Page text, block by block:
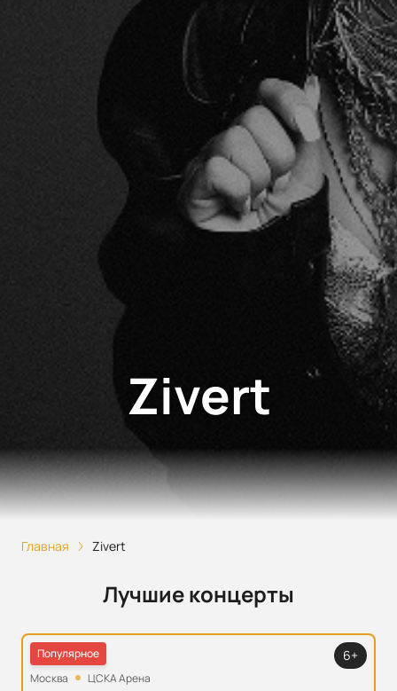
Zivert
Главная Zivert
Лучшие концерты
Популярное
Москва
ЦСКА Арена
6+